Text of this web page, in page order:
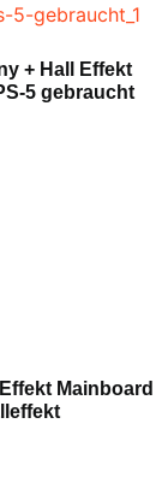
+ Hall Effekt
5 gebraucht
Mainboard